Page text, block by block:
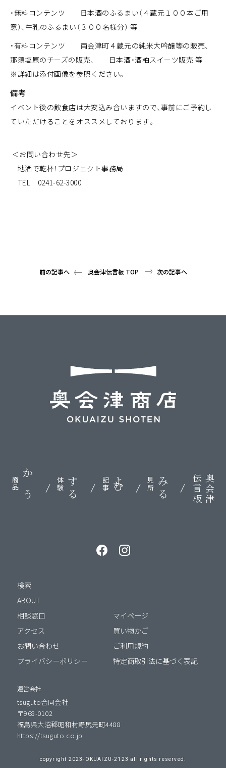
・無料コンテンツ 日本酒のふるまい（４蔵元１００本ご用
意）、牛乳のふるまい（３００名様分） 等
・有料コンテンツ 南会津町４蔵元の純米大吟醸等の販売、
那須塩原のチーズの販売、 日本酒・酒粕スイーツ販売 等
※詳細は添付画像を参照ください。
備考
イベント後の飲食店は大変込み合いますので、事前にご予約し
ていただけることをオススメしております。
＜お問い合わせ先＞
地酒で乾杯！プロジェクト事務局
TEL 0241-62-3000
前の記事へ 奥会津伝言板 TOP 次の記事へ
かう
商品 する
体験 よむ
記事 みる
見所 奥会津
伝言板
検索
ABOUT
相談窓口
アクセス
お問い合わせ
プライバシーポリシー
マイページ
買い物かご
ご利用規約
特定商取引法に基づく表記
運営会社
tsuguto合同会社
〒968-0102
福島県大沼郡昭和村野尻元町4488
https://tsuguto.co.jp
copyright 2023-OKUAIZU-2123 all rights reserved.